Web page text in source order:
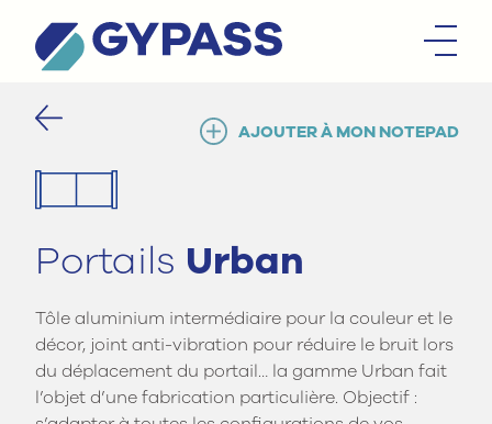
AJOUTER À MON NOTEPAD
Portails Urban
Tôle aluminium intermédiaire pour la couleur et le
décor, joint anti-vibration pour réduire le bruit lors
du déplacement du portail… la gamme Urban fait
l’objet d’une fabrication particulière. Objectif :